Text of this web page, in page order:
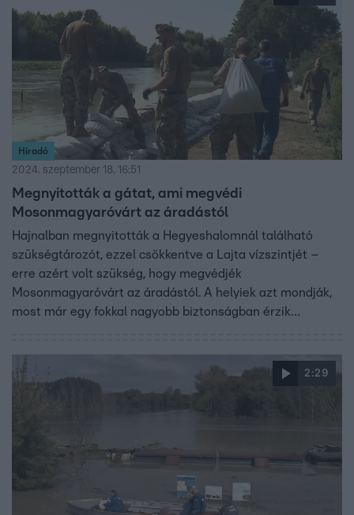
Híradó
2024. szeptember 18. 16:51
Megnyitották a gátat, ami megvédi
Mosonmagyaróvárt az áradástól
Hajnalban megnyitották a Hegyeshalomnál található
szükségtározót, ezzel csökkentve a Lajta vízszintjét –
erre azért volt szükség, hogy megvédjék
Mosonmagyaróvárt az áradástól. A helyiek azt mondják,
most már egy fokkal nagyobb biztonságban érzik
Moson-Sopron megyei Bácsán önkéntesek töltik meg a
homokzsákokat, amiket később a környező településeken
2:29